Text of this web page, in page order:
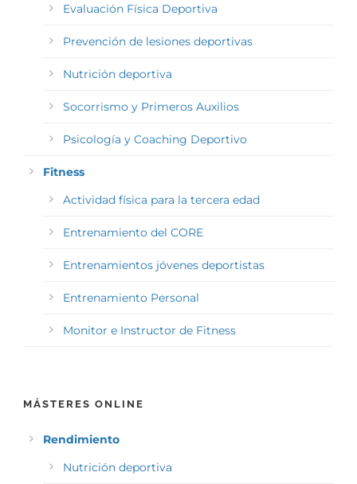
Evaluación Física Deportiva
Prevención de lesiones deportivas
Nutrición deportiva
Socorrismo y Primeros Auxilios
Psicología y Coaching Deportivo
Fitness
Actividad física para la tercera edad
Entrenamiento del CORE
Entrenamientos jóvenes deportistas
Entrenamiento Personal
Monitor e Instructor de Fitness
MÁSTERES ONLINE
Rendimiento
Nutrición deportiva